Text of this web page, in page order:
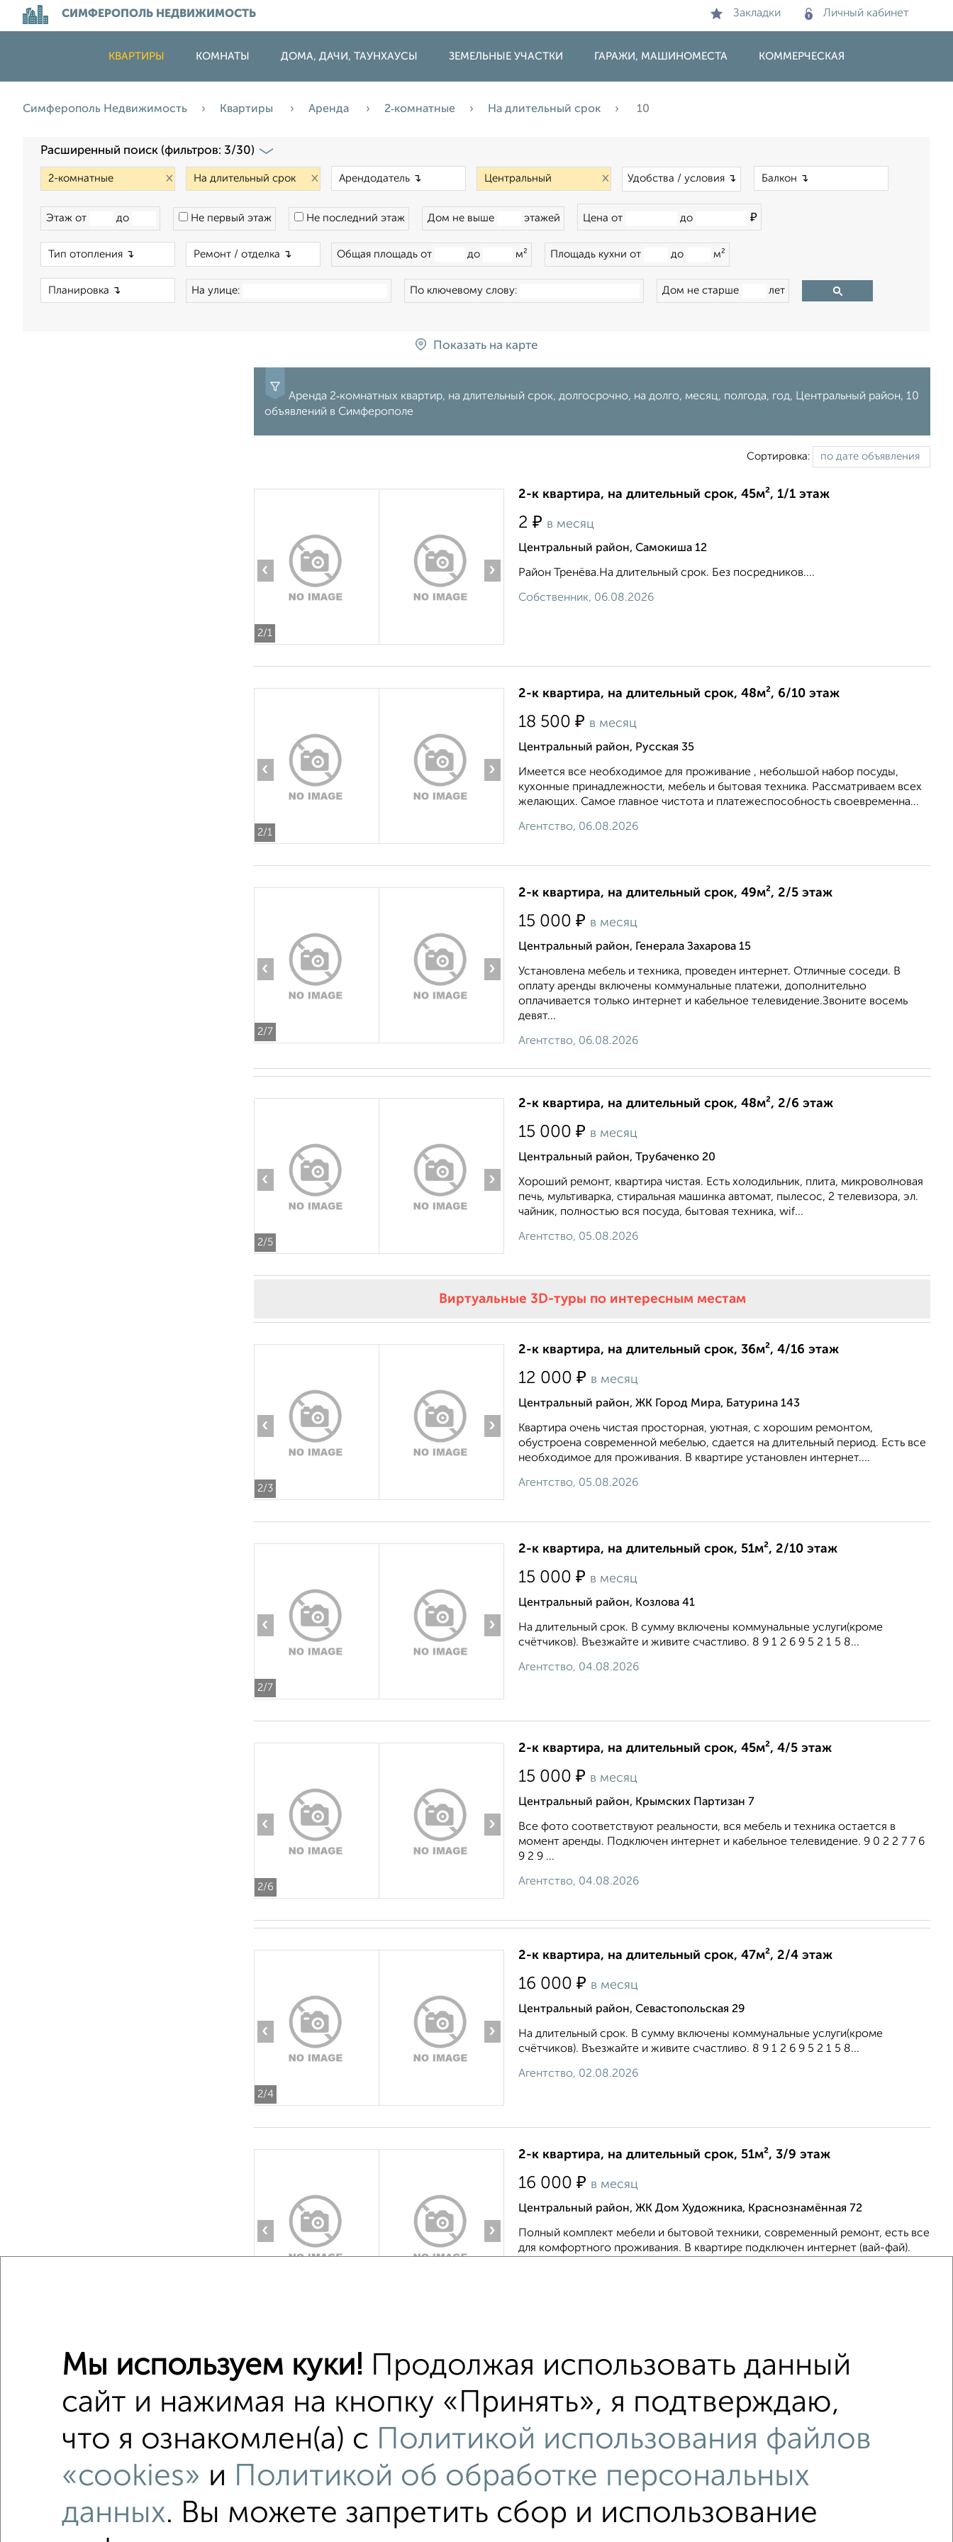
СИМФЕРОПОЛЬ НЕДВИЖИМОСТЬ Закладки Личный кабинет
КВАРТИРЫ КОМНАТЫ ДОМА, ДАЧИ, ТАУНХАУСЫ ЗЕМЕЛЬНЫЕ УЧАСТКИ ГАРАЖИ, МАШИНОМЕСТА КОММЕРЧЕСКАЯ
Симферополь Недвижимость Квартиры Аренда 2‑комнатные На длительный срок 10
Расширенный поиск (фильтров: 3/30)
× × × Удобства / условия ↴
Этаж от до Не первый этаж Не последний этаж Дом не выше этажей Цена от до ₽
Общая площадь от до м² Площадь кухни от до м²
На улице: По ключевому слову: Дом не старше лет
Показать на карте
Аренда 2‑комнатных квартир, на длительный срок, долгосрочно, на долго, месяц, полгода, год, Центральный район, 10
объявлений в Симферополе
Сортировка:
2/1
‹ ›
2-к квартира, на длительный срок, 45м², 1/1 этаж
2 ₽ в месяц
Центральный район, Самокиша 12
Район Тренёва.На длительный срок. Без посредников....
Собственник, 06.08.2026
2/1
‹ ›
2-к квартира, на длительный срок, 48м², 6/10 этаж
18 500 ₽ в месяц
Центральный район, Русская 35
Имеется все необходимое для проживание , небольшой набор посуды,
кухонные принадлежности, мебель и бытовая техника. Рассматриваем всех
желающих. Самое главное чистота и платежеспособность своевременна...
Агентство, 06.08.2026
2/7
‹ ›
2-к квартира, на длительный срок, 49м², 2/5 этаж
15 000 ₽ в месяц
Центральный район, Генерала Захарова 15
Установлена мебель и техника, проведен интернет. Отличные соседи. В
оплату аренды включены коммунальные платежи, дополнительно
оплачивается только интернет и кабельное телевидение.Звоните восемь
девят...
Агентство, 06.08.2026
2/5
‹ ›
2-к квартира, на длительный срок, 48м², 2/6 этаж
15 000 ₽ в месяц
Центральный район, Трубаченко 20
Хороший ремонт, квартира чистая. Есть холодильник, плита, микроволновая
печь, мультиварка, стиральная машинка автомат, пылесос, 2 телевизора, эл.
чайник, полностью вся посуда, бытовая техника, wif...
Агентство, 05.08.2026
Виртуальные 3D-туры по интересным местам
2/3
‹ ›
2-к квартира, на длительный срок, 36м², 4/16 этаж
12 000 ₽ в месяц
Центральный район, ЖК Город Мира, Батурина 143
Квартира очень чистая просторная, уютная, с хорошим ремонтом,
обустроена современной мебелью, сдается на длительный период. Есть все
необходимое для проживания. В квартире установлен интернет....
Агентство, 05.08.2026
2/7
‹ ›
2-к квартира, на длительный срок, 51м², 2/10 этаж
15 000 ₽ в месяц
Центральный район, Козлова 41
На длительный срок. В сумму включены коммунальные услуги(кроме
счётчиков). Въезжайте и живите счастливо. 8 9 1 2 6 9 5 2 1 5 8...
Агентство, 04.08.2026
2/6
‹ ›
2-к квартира, на длительный срок, 45м², 4/5 этаж
15 000 ₽ в месяц
Центральный район, Крымских Партизан 7
Все фото соответствуют реальности, вся мебель и техника остается в
момент аренды. Подключен интернет и кабельное телевидение. 9 0 2 2 7 7 6
9 2 9 ...
Агентство, 04.08.2026
2/4
‹ ›
2-к квартира, на длительный срок, 47м², 2/4 этаж
16 000 ₽ в месяц
Центральный район, Севастопольская 29
На длительный срок. В сумму включены коммунальные услуги(кроме
счётчиков). Въезжайте и живите счастливо. 8 9 1 2 6 9 5 2 1 5 8...
Агентство, 02.08.2026
‹ ›
2-к квартира, на длительный срок, 51м², 3/9 этаж
16 000 ₽ в месяц
Центральный район, ЖК Дом Художника, Краснознамённая 72
Полный комплект мебели и бытовой техники, современный ремонт, есть все
для комфортного проживания. В квартире подключен интернет (вай-фай).
‹ ›
Центральный район, Дмитрия Ульянова 1А
Квартира после косметического ремонта, на полу ламинат, пластиковые
окна, новые межкомнатные двери. Есть стиральная машина, большой
холодильник, варочная поверхность и духовка, чайник, микроволновка. ...
Агентство, 27.07.2026
Мы используем куки! Продолжая использовать данный
сайт и нажимая на кнопку «Принять», я подтверждаю,
что я ознакомлен(а) с Политикой использования файлов
«cookies» и Политикой об обработке персональных
данных. Вы можете запретить сбор и использование